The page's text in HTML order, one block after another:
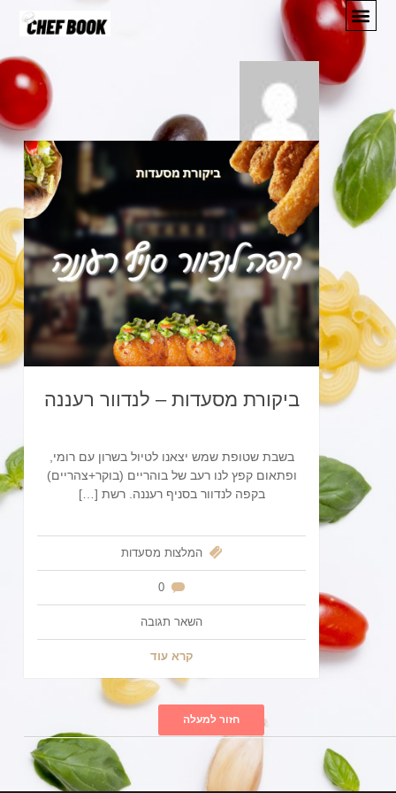
מתכונים
המלצות
אודות
ביקורת מסעדות – לנדוור רעננה
בשבת שטופת שמש יצאנו לטיול בשרון עם רומי,
ופתאום קפץ לנו רעב של בוהריים (בוקר+צהריים)
בקפה לנדוור בסניף רעננה. רשת […]
המלצות מסעדות
0
השאר תגובה
קרא עוד
חזור למעלה